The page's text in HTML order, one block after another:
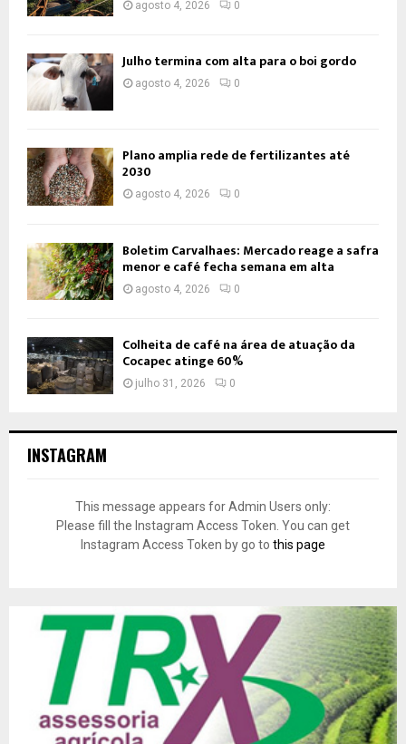
agosto 4, 2026 0
Julho termina com alta para o boi gordo
agosto 4, 2026 0
Plano amplia rede de fertilizantes até
2030
agosto 4, 2026 0
Boletim Carvalhaes: Mercado reage a safra
menor e café fecha semana em alta
agosto 4, 2026 0
Colheita de café na área de atuação da
Cocapec atinge 60%
julho 31, 2026 0
INSTAGRAM
This message appears for Admin Users only:
Please fill the Instagram Access Token. You can get
Instagram Access Token by go to this page